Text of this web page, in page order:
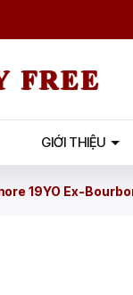
GIỚI THIỆU
19YO Ex-